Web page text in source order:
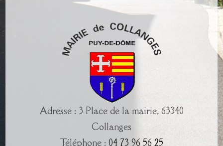
Adresse : 3 Place de la mairie, 63340
Collanges
Téléphone : 04 73 96 56 25